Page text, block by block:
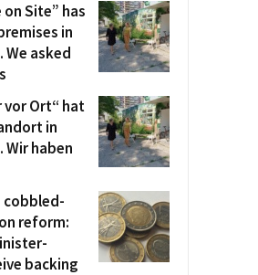
Site” has
in
We asked
vor Ort“ hat
in
Wir haben
cobbled-
reform:
backing